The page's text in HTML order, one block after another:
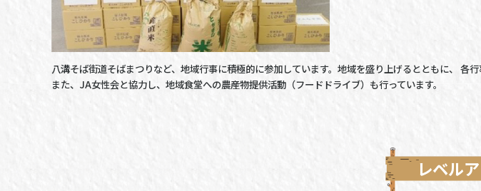
八溝そば街道そばまつりなど、地域行事に積極的に参加しています。地域を盛り上げるとともに、 各
また、JA女性会と協力し、地域食堂への農産物提供活動（フードドライブ）も行っています。
レベル